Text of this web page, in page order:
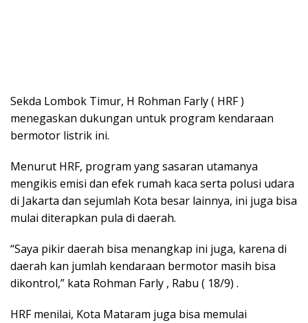
Sekda Lombok Timur, H Rohman Farly ( HRF )
menegaskan dukungan untuk program kendaraan
bermotor listrik ini.
Menurut HRF, program yang sasaran utamanya
mengikis emisi dan efek rumah kaca serta polusi udara
di Jakarta dan sejumlah Kota besar lainnya, ini juga bisa
mulai diterapkan pula di daerah.
“Saya pikir daerah bisa menangkap ini juga, karena di
daerah kan jumlah kendaraan bermotor masih bisa
dikontrol,” kata Rohman Farly , Rabu ( 18/9) .
HRF menilai, Kota Mataram juga bisa memulai